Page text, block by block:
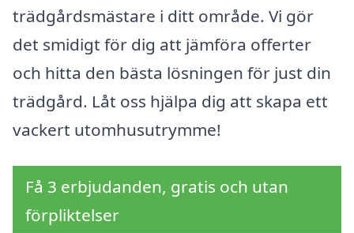
trädgårdsmästare i ditt område. Vi gör
det smidigt för dig att jämföra offerter
och hitta den bästa lösningen för just din
trädgård. Låt oss hjälpa dig att skapa ett
vackert utomhusutrymme!
Få 3 erbjudanden, gratis och utan
förpliktelser